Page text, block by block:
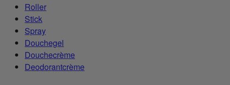
Roller
Stick
Spray
Douchegel
Douchecrème
Deodorantcrème